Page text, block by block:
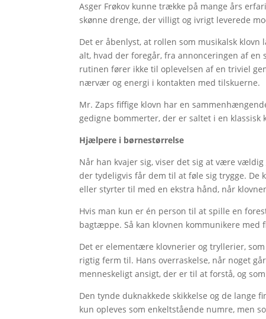
Asger Frøkov kunne trække på mange års
skønne drenge, der villigt og ivrigt leverede
Det er åbenlyst, at rollen som musikalsk
alt, hvad der foregår, fra annonceringen af
rutinen fører ikke til oplevelsen af en triviel
nærvær og energi i kontakten med tilskuerne.
Mr. Zaps fiffige klovn har en
gedigne bommerter, der er saltet i en klassisk
Hjælpere i børnestørrelse
Når han kvajer sig, viser det sig at være
der tydeligvis får dem til at føle sig trygge.
eller styrter til med en ekstra hånd, når
Hvis man kun er én person til at spille en
bagtæppe. Så kan klovnen kommunikere med
Det er elementære klovnerier og tryllerier, som
rigtig ferm til. Hans overraskelse, når noget
menneskeligt ansigt, der er til at forstå, og
Den tynde duknakkede skikkelse og de lange
kun opleves som enkeltstående numre, men